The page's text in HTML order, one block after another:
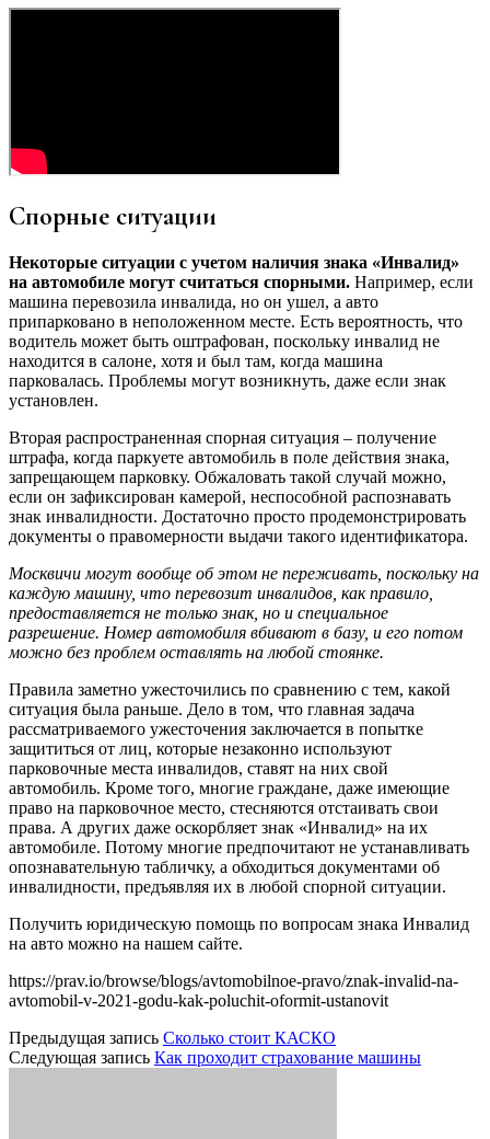
Спорные ситуации
Некоторые ситуации с учетом наличия знака «Инвалид»
на автомобиле могут считаться спорными. Например, если
машина перевозила инвалида, но он ушел, а авто
припарковано в неположенном месте. Есть вероятность, что
водитель может быть оштрафован, поскольку инвалид не
находится в салоне, хотя и был там, когда машина
парковалась. Проблемы могут возникнуть, даже если знак
установлен.
Вторая распространенная спорная ситуация – получение
штрафа, когда паркуете автомобиль в поле действия знака,
запрещающем парковку. Обжаловать такой случай можно,
если он зафиксирован камерой, неспособной распознавать
знак инвалидности. Достаточно просто продемонстрировать
документы о правомерности выдачи такого идентификатора.
Москвичи могут вообще об этом не переживать, поскольку на
каждую машину, что перевозит инвалидов, как правило,
предоставляется не только знак, но и специальное
разрешение. Номер автомобиля вбивают в базу, и его потом
можно без проблем оставлять на любой стоянке.
Правила заметно ужесточились по сравнению с тем, какой
ситуация была раньше. Дело в том, что главная задача
рассматриваемого ужесточения заключается в попытке
защититься от лиц, которые незаконно используют
парковочные места инвалидов, ставят на них свой
автомобиль. Кроме того, многие граждане, даже имеющие
право на парковочное место, стесняются отстаивать свои
права. А других даже оскорбляет знак «Инвалид» на их
автомобиле. Потому многие предпочитают не устанавливать
опознавательную табличку, а обходиться документами об
инвалидности, предъявляя их в любой спорной ситуации.
Получить юридическую помощь по вопросам знака Инвалид
на авто можно на нашем сайте.
https://prav.io/browse/blogs/avtomobilnoe-pravo/znak-invalid-na-
avtomobil-v-2021-godu-kak-poluchit-oformit-ustanovit
Предыдущая запись Сколько стоит КАСКО
Следующая запись Как проходит страхование машины